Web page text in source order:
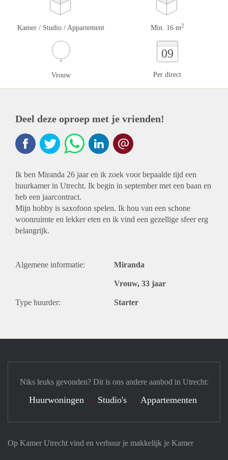
Kamer / Studio / Appartement Min. 16 m2
Vrouw
09
Per direct
Deel deze oproep met je vrienden!
Ik ben Miranda 26 jaar en ik zoek voor bepaalde tijd een
huurkamer in Utrecht. Ik begin in september met een baan en
heb een jaarcontract.
Mijn hobby is saxofoon spelen. Ik hou van een schone
woonruimte en lekker eten en ik vind een gezellige sfeer erg
belangrijk.
Algemene informatie: Miranda
Vrouw, 33 jaar
Type huurder: Starter
Op Kamer Utrecht vind en verhuur je makkelijk je Kamer
Niks leuks gevonden? Dit is ons andere aanbod in Utrecht:
Huurwoningen Studio's Appartementen